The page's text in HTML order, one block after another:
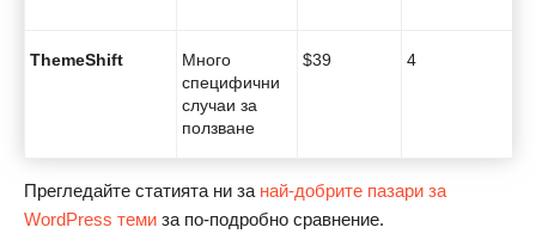
ThemeShift
Много
специфични
случаи за
ползване
$39 4
Прегледайте статията ни за най-добрите пазари за
WordPress теми за по-подробно сравнение.